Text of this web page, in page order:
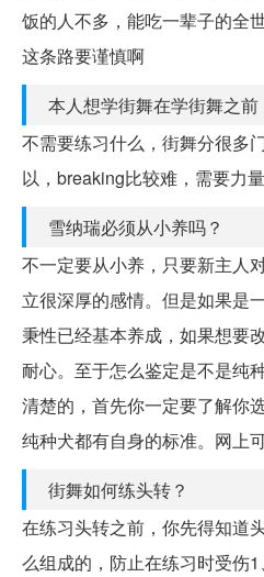
饭的人不多，能吃一辈子的全
这条路要谨慎啊
本人想学街舞在学街舞之前
不需要练习什么，街舞分很多
以，breaking比较难，需要力
雪纳瑞必须从小养吗？
不一定要从小养，只要新主人
立很深厚的感情。但是如果是
秉性已经基本养成，如果想要
耐心。至于怎么鉴定是不是纯
清楚的，首先你一定要了解你
纯种犬都有自身的标准。网上
街舞如何练头转？
在练习头转之前，你先得知道
么组成的，防止在练习时受伤